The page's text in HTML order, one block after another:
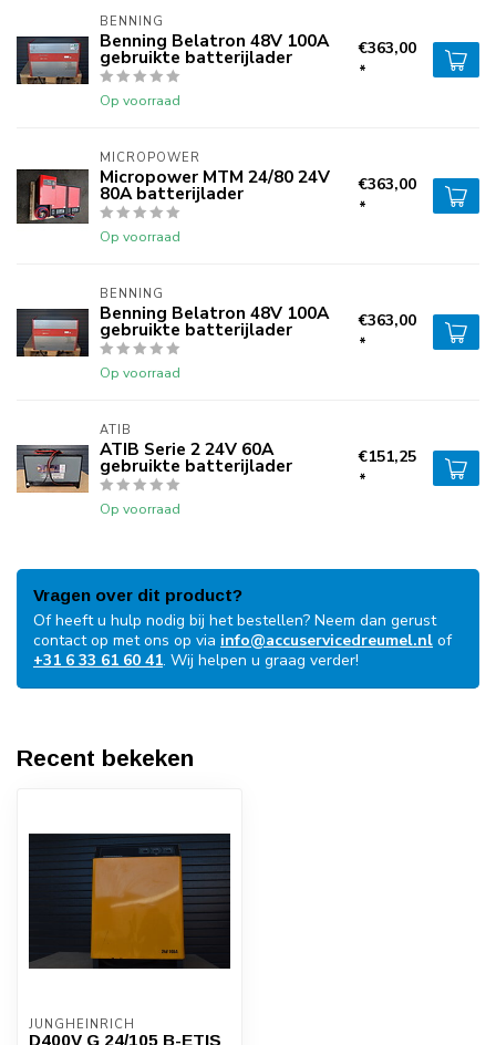
BENNING
Benning Belatron 48V 100A
gebruikte batterijlader
Op voorraad
€363,00
*
MICROPOWER
Micropower MTM 24/80 24V
80A batterijlader
Op voorraad
€363,00
*
BENNING
Benning Belatron 48V 100A
gebruikte batterijlader
Op voorraad
€363,00
*
ATIB
ATIB Serie 2 24V 60A
gebruikte batterijlader
Op voorraad
€151,25
*
Vragen over dit product?
Of heeft u hulp nodig bij het bestellen? Neem dan gerust
contact op met ons op via info@accuservicedreumel.nl of
+31 6 33 61 60 41. Wij helpen u graag verder!
Recent bekeken
JUNGHEINRICH
D400V G 24/105 B-ETIS